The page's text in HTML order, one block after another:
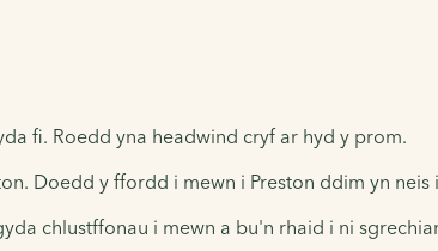
fi. Roedd yna headwind cryf ar hyd y prom.
Doedd y ffordd i mewn i Preston ddim yn
chlustffonau i mewn a bu'n rhaid i ni